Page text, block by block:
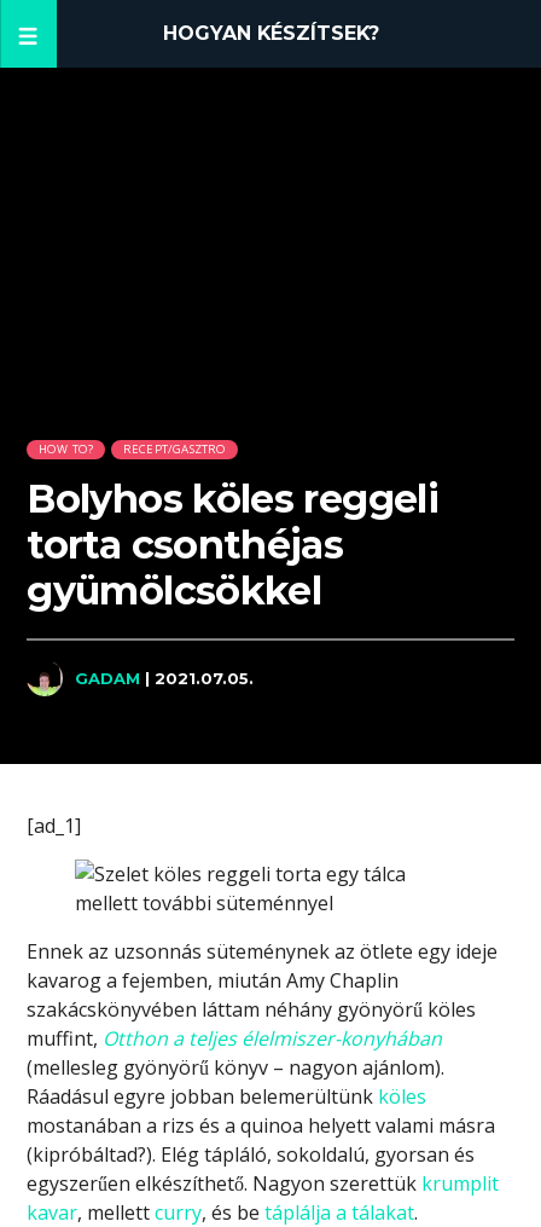
HOGYAN KÉSZÍTSEK?
HOW TO? RECEPT/GASZTRO
Bolyhos köles reggeli
torta csonthéjas
gyümölcsökkel
GADAM | 2021.07.05.
[ad_1]
Ennek az uzsonnás süteménynek az ötlete egy ideje
kavarog a fejemben, miután Amy Chaplin
szakácskönyvében láttam néhány gyönyörű köles
muffint, Otthon a teljes élelmiszer-konyhában
(mellesleg gyönyörű könyv – nagyon ajánlom).
Ráadásul egyre jobban belemerültünk köles
mostanában a rizs és a quinoa helyett valami másra
(kipróbáltad?). Elég tápláló, sokoldalú, gyorsan és
egyszerűen elkészíthető. Nagyon szerettük krumplit
kavar, mellettcurry, és betáplálja a tálakat.